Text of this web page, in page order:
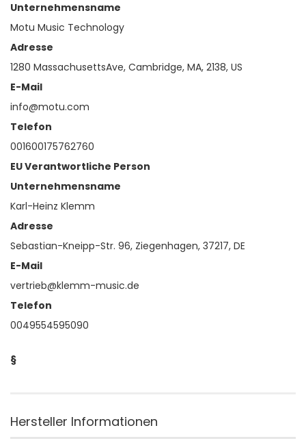
Unternehmensname
Motu Music Technology
Adresse
1280 MassachusettsAve, Cambridge, MA, 2138, US
E-Mail
info@motu.com
Telefon
001600175762760
EU Verantwortliche Person
Unternehmensname
Karl-Heinz Klemm
Adresse
Sebastian-Kneipp-Str. 96, Ziegenhagen, 37217, DE
E-Mail
vertrieb@klemm-music.de
Telefon
0049554595090
§
Hersteller Informationen